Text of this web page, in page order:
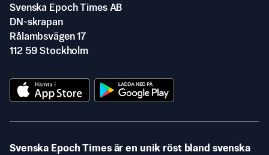
Svenska Epoch Times AB
DN-skrapan
Rålambsvägen 17
112 59 Stockholm
Svenska Epoch Times är en unik röst bland svenska